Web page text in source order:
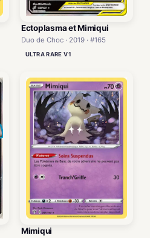
Ectoplasma et Mimiqui
Duo de Choc · 2019 · #165
ULTRA RARE V1
Mimiqui